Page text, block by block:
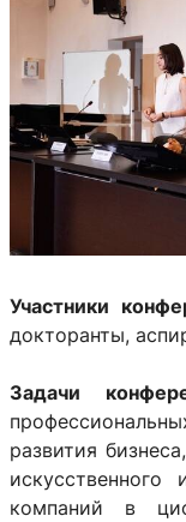
Участники
докторанты,
Задачи
развития
компаний в